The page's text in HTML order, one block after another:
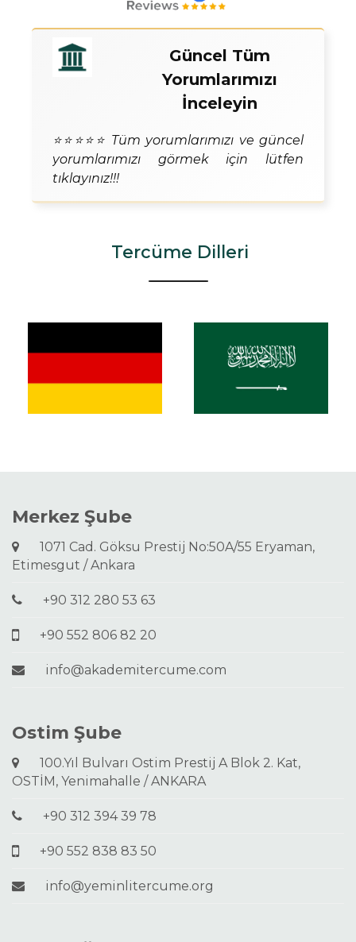
Güncel Tüm
Yorumlarımızı
İnceleyin
⭐⭐⭐⭐⭐ Tüm yorumlarımızı ve güncel
yorumlarımızı görmek için lütfen
tıklayınız!!!
Tercüme Dilleri
Merkez Şube
1071 Cad. Göksu Prestij No:50A/55 Eryaman,
Etimesgut / Ankara
+90 312 280 53 63
+90 552 806 82 20
info@akademitercume.com
Ostim Şube
100.Yıl Bulvarı Ostim Prestij A Blok 2. Kat,
OSTİM, Yenimahalle / ANKARA
+90 312 394 39 78
+90 552 838 83 50
info@yeminlitercume.org